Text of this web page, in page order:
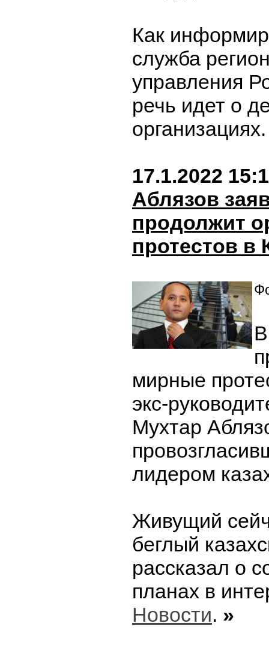
Как
служба
управления
речь идет о
17.1.2022
Аблязов
продолжит
протестов в
мирные
экс-
Мухтар
лидером
Живущий
беглый
рассказал о
планах в
Новости. »